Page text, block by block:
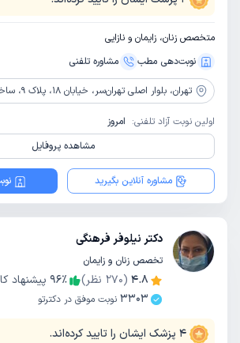
متخصص زنان، زایمان و نازایی
نوبت‌دهی مطب
مشاوره‌ تلفنی
تهران، بلوار اصلی تهران‌سر، خیابان 18، پلاک 9، ساختمان دی، طبقه 4
اولین نوبت آزاد تلفنی: امروز
مشاهده پروفایل
مشاوره آنلاین بگیرید
دکتر نیلوفر فرهنگی
تخصص زنان و زایمان
4.8
(
270 نظر) 96٪
پیشنهاد
3303 نوبت موفق در دکترتو
4 پزشک ایشان را تایید کرده‌اند.